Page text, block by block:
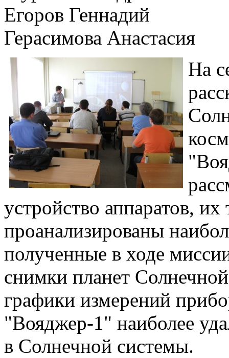
Егоров Геннадий
Герасимова Анастасия
На
устройство аппаратов, их
проанализированы
полученные в ходе
снимки планет
графики измерений
"Вояджер-1" наиболее
в Солнечной системы.